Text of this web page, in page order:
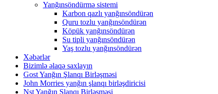
Yanğınsöndürmə sistemi
Karbon qazlı yanğınsöndürən
Quru tozlu yanğınsöndürən
Köpük yanğınsöndürən
Su tipli yanğınsöndürən
Yaş tozlu yanğınsöndürən
Xəbərlər
Bizimlə əlaqə saxlayın
Gost Yanğın Şlanqı Birləşməsi
John Morries yanğın şlanqı birləşdiricisi
Nst Yanğın Şlanqı Birləşməsi